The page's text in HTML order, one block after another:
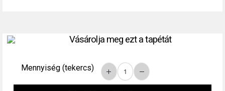
Vásárolja meg ezt a tapétát
Mennyiség (tekercs)